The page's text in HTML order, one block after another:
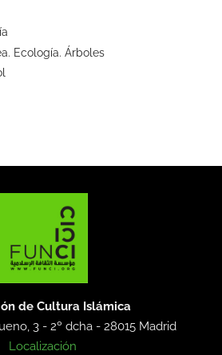
Ecología. Árboles
de Cultura Islámica
3 - 2º dcha -28015 Madrid
Localización